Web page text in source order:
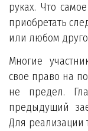
руках. Что
приобретать
или любом
Многие
свое право на
не предел.
предыдущий
Для реализации